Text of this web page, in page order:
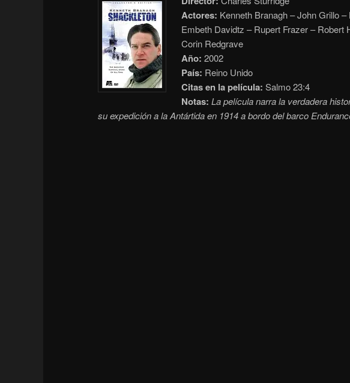
Actores: Kenneth Branagh – John Grillo
Embeth Davidtz – Rupert Frazer –
Corin Redgrave
Año: 2002
País: Reino Unido
Citas en la película: Salmo 23:4
Notas: La película narra la verdadera
su expedición a la Antártida en 1914 a bordo del barco